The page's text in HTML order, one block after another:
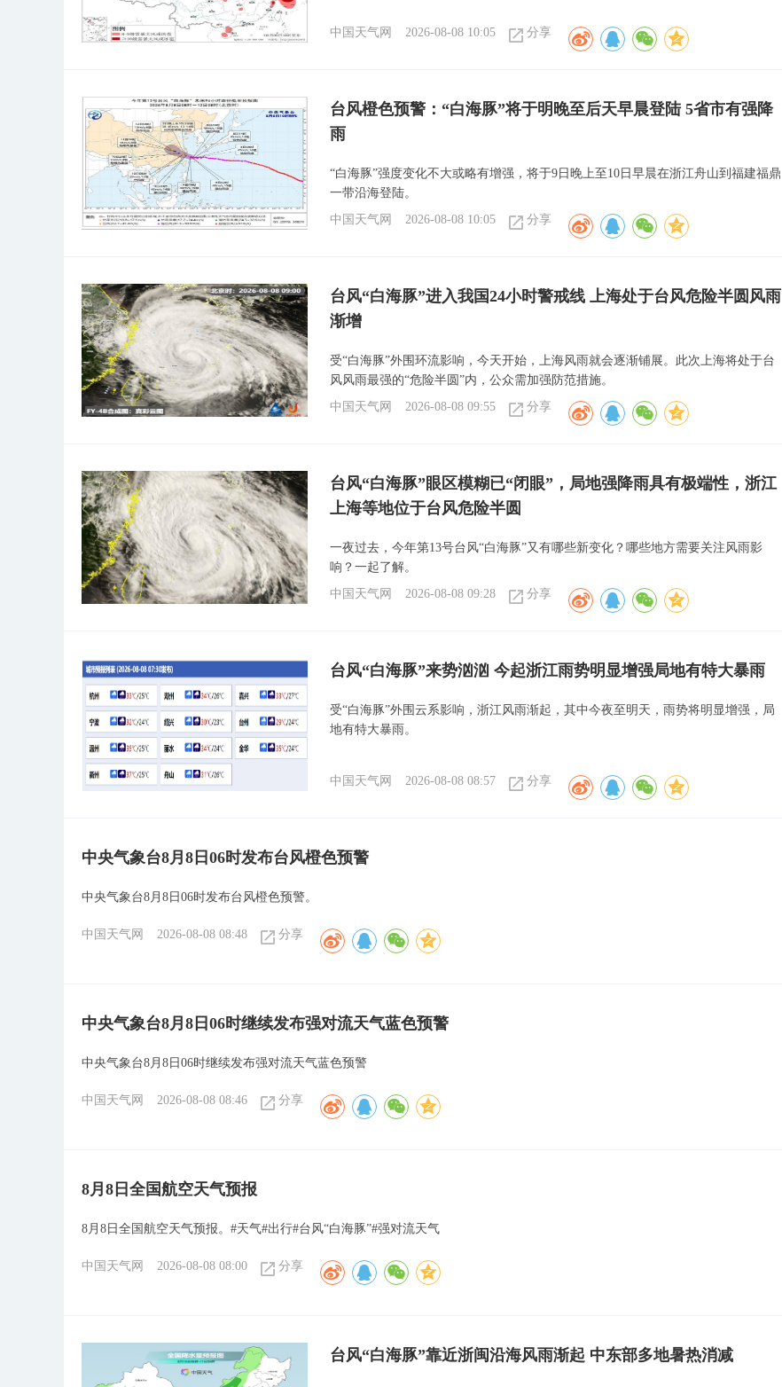
中国天气网 2026-08-08 10:05 分享
台风橙色预警：“白海豚”将于明晚至后天早晨登陆 5省市有强降
雨
“白海豚”强度变化不大或略有增强，将于9日晚上至10日早晨在浙江舟山到福建福鼎
一带沿海登陆。
中国天气网
2026-08-08 10:05 分享
台风“白海豚”进入我国24小时警戒线 上海处于台风危险半圆风雨
渐增
受“白海豚”外围环流影响，今天开始，上海风雨就会逐渐铺展。此次上海将处于台
风风雨最强的“危险半圆”内，公众需加强防范措施。
中国天气网
2026-08-08 09:55 分享
台风“白海豚”眼区模糊已“闭眼”，局地强降雨具有极端性，浙江
上海等地位于台风危险半圆
一夜过去，今年第13号台风“白海豚”又有哪些新变化？哪些地方需要关注风雨影
响？一起了解。
中国天气网
2026-08-08 09:28 分享
台风“白海豚”来势汹汹 今起浙江雨势明显增强局地有特大暴雨
受“白海豚”外围云系影响，浙江风雨渐起，其中今夜至明天，雨势将明显增强，局
地有特大暴雨。
中国天气网 2026-08-08 08:57 分享
中央气象台8月8日06时发布台风橙色预警
中央气象台8月8日06时发布台风橙色预警。
中国天气网 2026-08-08 08:48 分享
中央气象台8月8日06时继续发布强对流天气蓝色预警
中央气象台8月8日06时继续发布强对流天气蓝色预警
中国天气网 2026-08-08 08:46 分享
8月8日全国航空天气预报
8月8日全国航空天气预报。#天气#出行#台风“白海豚”#强对流天气
中国天气网 2026-08-08 08:00 分享
台风“白海豚”靠近浙闽沿海风雨渐起 中东部多地暑热消减